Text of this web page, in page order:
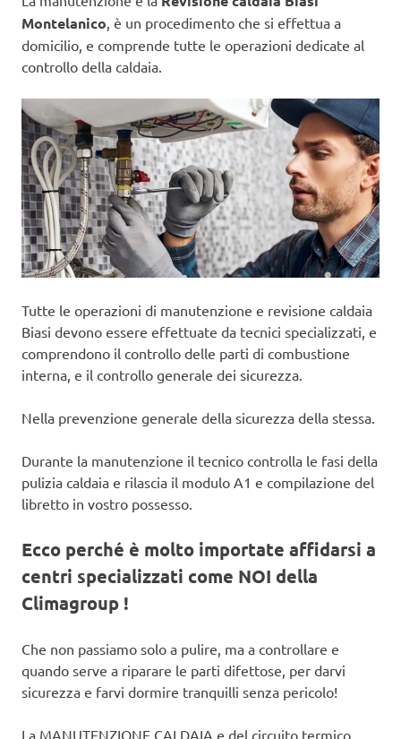
Montelanico, è un procedimento che si effettua a
domicilio, e comprende tutte le operazioni dedicate al
controllo della caldaia.
Tutte le operazioni di manutenzione e revisione caldaia
Biasi devono essere effettuate da tecnici specializzati, e
comprendono il controllo delle parti di combustione
interna, e il controllo generale dei sicurezza.
Nella prevenzione generale della sicurezza della stessa.
Durante la manutenzione il tecnico controlla le fasi della
pulizia caldaia e rilascia il modulo A1 e compilazione del
libretto in vostro possesso.
Ecco perché è molto importate affidarsi a
centri specializzati come NOI della
Climagroup !
Che non passiamo solo a pulire, ma a controllare e
quando serve a riparare le parti difettose, per darvi
sicurezza e farvi dormire tranquilli senza pericolo!
La MANUTENZIONE CALDAIA e del circuito termico